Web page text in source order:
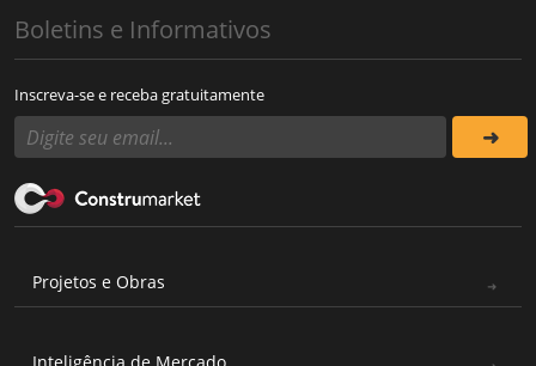
Boletins e Informativos
Inscreva-se e receba gratuitamente
Projetos e Obras